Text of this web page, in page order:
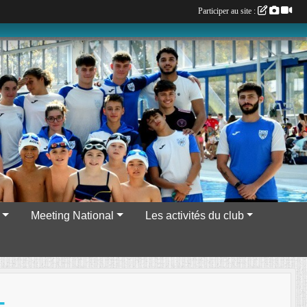
Meeting National Les activités du club
Participer au site :